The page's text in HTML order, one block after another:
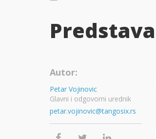
Predstava
Autor:
Petar Vojinovic
Glavni i odgovorni urednik
petar.vojinovic@tangosix.rs